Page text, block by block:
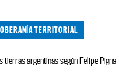
TERRITORIAL
tierras argentinas según Felipe Pigna